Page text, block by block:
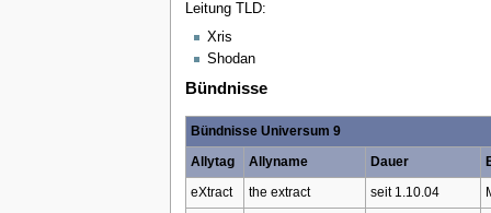
Leitung TLD:
Xris
Shodan
Bündnisse
Bündnisse Universum 9
Allytag
Allyname Dauer
eXtract
the extract seit 1.10.04